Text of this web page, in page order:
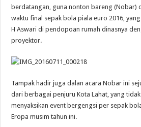
berdatangan, guna nonton bareng (Nobar)
waktu final sepak bola piala euro 2016,
H Aswari di pendopoan rumah dinasnya
proyektor.
Tampak hadir juga dalan acara Nobar ini
dari berbagai penjuru Kota Lahat, yang
menyaksikan event bergengsi per sepak
Eropa musim tahun ini.